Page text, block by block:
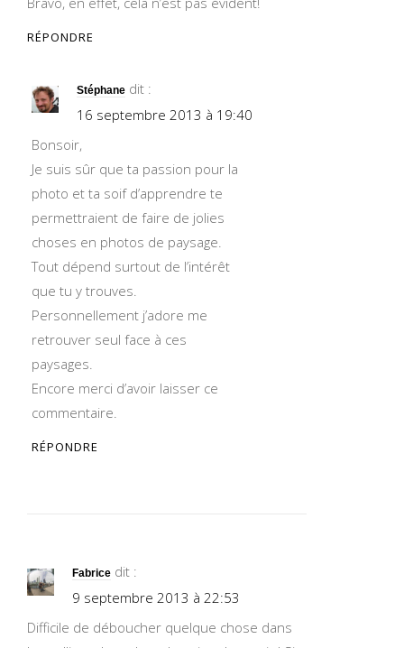
RÉPONDRE
Stéphane dit :
16 septembre 2013 à 19:40
Bonsoir,
Je suis sûr que ta passion pour la
photo et ta soif d’apprendre te
permettraient de faire de jolies
choses en photos de paysage.
Tout dépend surtout de l’intérêt
que tu y trouves.
Personnellement j’adore me
retrouver seul face à ces
paysages.
Encore merci d’avoir laisser ce
commentaire.
RÉPONDRE
Fabrice dit :
9 septembre 2013 à 22:53
Difficile de déboucher quelque chose dans